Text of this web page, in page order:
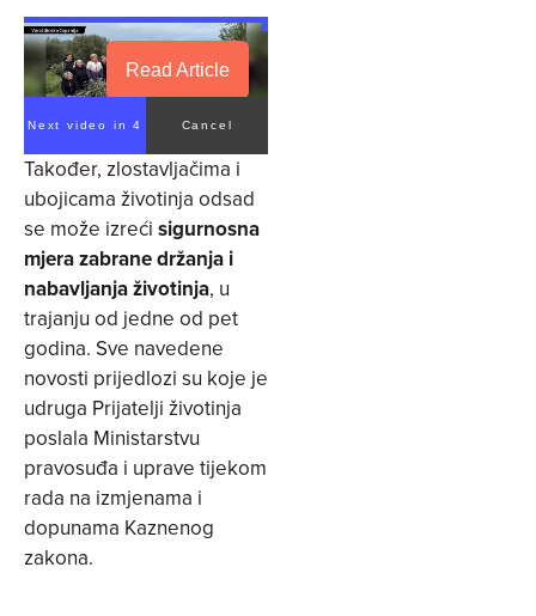
Read Article
Next video in 4 Cancel
Također, zlostavljačima i
ubojicama životinja odsad
se može izreći sigurnosna
mjera zabrane držanja i
nabavljanja životinja, u
trajanju od jedne od pet
godina. Sve navedene
novosti prijedlozi su koje je
udruga Prijatelji životinja
poslala Ministarstvu
pravosuđa i uprave tijekom
rada na izmjenama i
dopunama Kaznenog
zakona.